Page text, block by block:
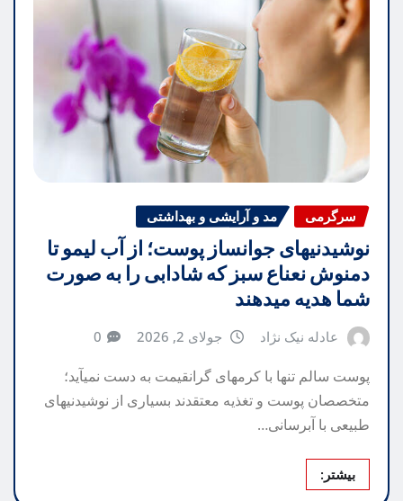
سرگرمی مد و آرایشی و بهداشتی
نوشیدنیهای جوانساز پوست؛ از آب لیمو تا
دمنوش نعناع سبز که شادابی را به صورت
شما هدیه میدهند
عادله نیک نژاد جولای 2, 2026 0
پوست سالم تنها با کرمهای گرانقیمت به دست نمیآید؛
متخصصان پوست و تغذیه معتقدند بسیاری از نوشیدنیهای
طبیعی با آبرسانی…
بیشتر: